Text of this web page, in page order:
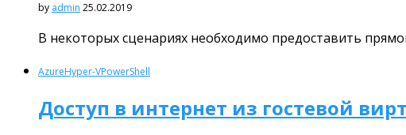
by admin 25.02.2019
В некоторых сценариях необходимо предоставить
AzureHyper-VPowerShell
Доступ в интернет из гостевой